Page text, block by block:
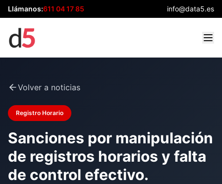
Llámanos:611 04 17 85 info@data5.es
Volver a noticias
Registro Horario
Sanciones por manipulación
de registros horarios y falta
de control efectivo.